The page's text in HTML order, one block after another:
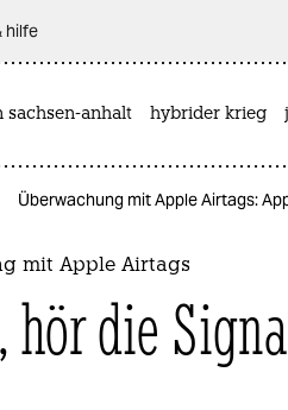
hilfe
sachsen-anhalt hybrider krieg
Überwachung mit Apple Airtags:
mit Apple Airtags
hör die